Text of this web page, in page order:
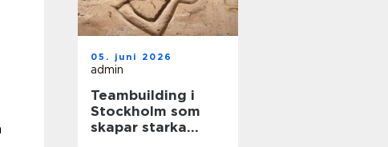
05. juni 2026
admin
Teambuilding i
Stockholm som
skapar starka